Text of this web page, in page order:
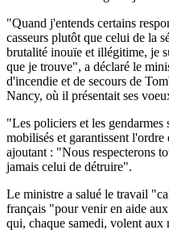
"Quand j'entends certains
casseurs plutôt que celui de la
brutalité inouïe et illégitime, je
que je trouve", a déclaré le
d'incendie et de secours de
Nancy, où il présentait ses
"Les policiers et les gendarmes
mobilisés et garantissent
ajoutant : "Nous respecterons
jamais celui de détruire".
Le ministre a salué le travail
français "pour venir en aide
qui, chaque samedi, volent